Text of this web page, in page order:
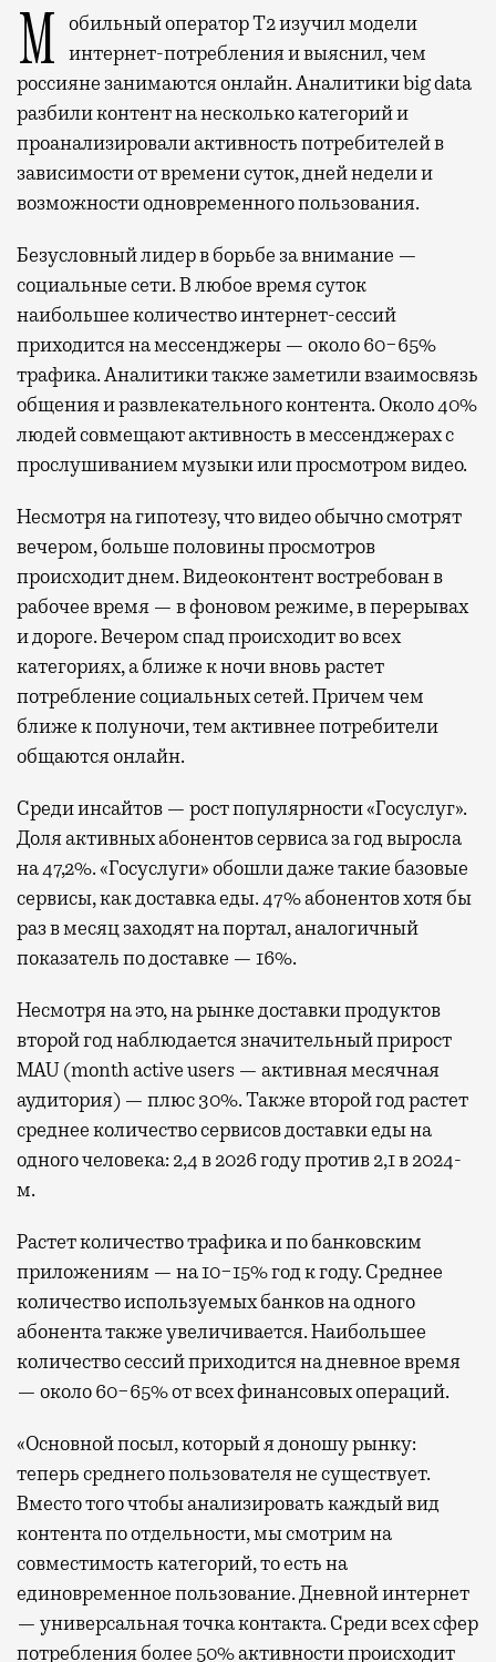
Мобильный оператор Т2 изучил модели интернет-потребления и выяснил, чем
россияне занимаются онлайн. Аналитики big data
разбили контент на несколько категорий и
проанализировали активность потребителей в
зависимости от времени суток, дней недели и
возможности одновременного пользования.
Безусловный лидер в борьбе за внимание —
социальные сети. В любое время суток
наибольшее количество интернет-сессий
приходится на мессенджеры — около 60−65%
трафика. Аналитики также заметили взаимосвязь
общения и развлекательного контента. Около 40%
людей совмещают активность в мессенджерах с
прослушиванием музыки или просмотром видео.
Несмотря на гипотезу, что видео обычно смотрят
вечером, больше половины просмотров
происходит днем. Видеоконтент востребован в
рабочее время — в фоновом режиме, в перерывах
и дороге. Вечером спад происходит во всех
категориях, а ближе к ночи вновь растет
потребление социальных сетей. Причем чем
ближе к полуночи, тем активнее потребители
общаются онлайн.
Среди инсайтов — рост популярности «Госуслуг».
Доля активных абонентов сервиса за год выросла
на 47,2%. «Госуслуги» обошли даже такие базовые
сервисы, как доставка еды. 47% абонентов хотя бы
раз в месяц заходят на портал, аналогичный
показатель по доставке — 16%.
Несмотря на это, на рынке доставки продуктов
второй год наблюдается значительный прирост
MAU (month active users — активная месячная
аудитория) — плюс 30%. Также второй год растет
среднее количество сервисов доставки еды на
одного человека: 2,4 в 2026 году против 2,1 в 2024-
м.
Растет количество трафика и по банковским
приложениям — на 10−15% год к году. Среднее
количество используемых банков на одного
абонента также увеличивается. Наибольшее
количество сессий приходится на дневное время
— около 60−65% от всех финансовых операций.
«Основной посыл, который я доношу рынку:
теперь среднего пользователя не существует.
Вместо того чтобы анализировать каждый вид
контента по отдельности, мы смотрим на
совместимость категорий, то есть на
единовременное пользование. Дневной интернет
— универсальная точка контакта. Среди всех сфер
потребления более 50% активности происходит